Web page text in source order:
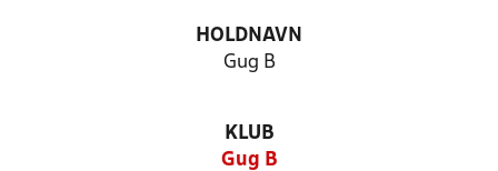
HOLDNAVN
Gug B
KLUB
Gug B